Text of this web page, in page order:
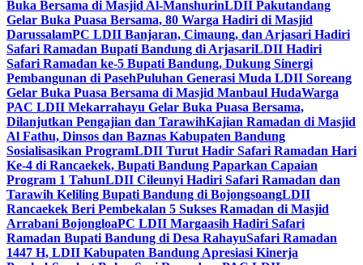
Buka Bersama di Masjid Al-ManshurinLDII Pakutandang
Gelar Buka Puasa Bersama, 80 Warga Hadiri di Masjid
DarussalamPC LDII Banjaran, Cimaung, dan Arjasari Hadiri
Safari Ramadan Bupati Bandung di ArjasariLDII Hadiri
Safari Ramadan ke-5 Bupati Bandung, Dukung Sinergi
Pembangunan di PasehPuluhan Generasi Muda LDII Soreang
Gelar Buka Puasa Bersama di Masjid Manbaul HudaWarga
PAC LDII Mekarrahayu Gelar Buka Puasa Bersama,
Dilanjutkan Pengajian dan TarawihKajian Ramadan di Masjid
Al Fathu, Dinsos dan Baznas Kabupaten Bandung
Sosialisasikan ProgramLDII Turut Hadir Safari Ramadan Hari
Ke-4 di Rancaekek, Bupati Bandung Paparkan Capaian
Program 1 TahunLDII Cileunyi Hadiri Safari Ramadan dan
Tarawih Keliling Bupati Bandung di BojongsoangLDII
Rancaekek Beri Pembekalan 5 Sukses Ramadan di Masjid
Arrabani BojongloaPC LDII Margaasih Hadiri Safari
Ramadan Bupati Bandung di Desa RahayuSafari Ramadan
1447 H, LDII Kabupaten Bandung Apresiasi Kinerja